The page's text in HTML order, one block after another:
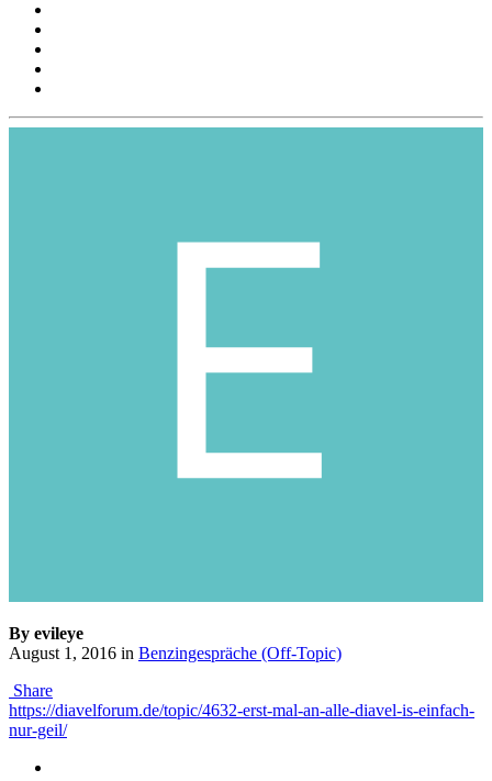
By evileye
August 1, 2016 in Benzingespräche (Off-Topic)
Share
https://diavelforum.de/topic/4632-erst-mal-an-alle-diavel-is-einfach-
nur-geil/